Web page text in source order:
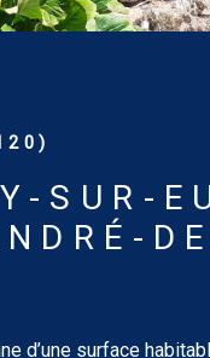
SUR-
d’une surface